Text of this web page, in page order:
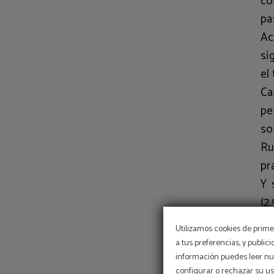
Utilizamos cookies de
a tus preferencias, y
información puedes leer
el
Y